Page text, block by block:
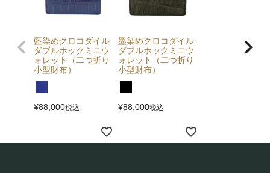
藍染めクロコダイル
ダブルホックミニウ
ォレット（二つ折り
小型財布）
¥88,000税込
墨染めクロコダイル
ダブルホックミニウ
ォレット（二つ折り
小型財布）
¥88,000税込